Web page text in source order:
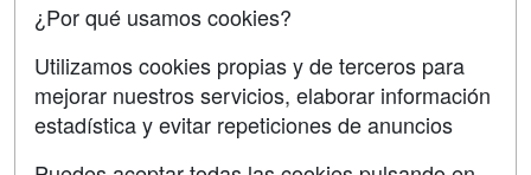
Copyleft
¿Por qué usamos cookies?
Utilizamos cookies propias y de terceros para
mejorar nuestros servicios, elaborar información
estadística y evitar repeticiones de anuncios